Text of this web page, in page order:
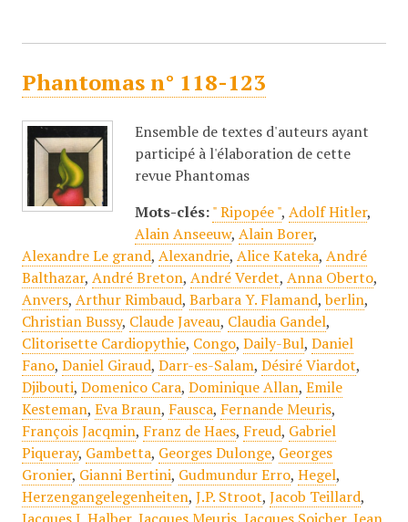
Phantomas n° 118-123
Ensemble de textes d'auteurs ayant
participé à l'élaboration de cette
revue Phantomas
Mots-clés: " Ripopée ", Adolf Hitler,
Alain Anseeuw, Alain Borer,
Alexandre Le grand, Alexandrie, Alice Kateka, André
Balthazar, André Breton, André Verdet, Anna Oberto,
Anvers, Arthur Rimbaud, Barbara Y. Flamand,berlin,
Christian Bussy, Claude Javeau, Claudia Gandel,
Clitorisette Cardiopythie, Congo, Daily-Bul, Daniel
Fano, Daniel Giraud, Darr-es-Salam, Désiré Viardot,
Djibouti, Domenico Cara, Dominique Allan, Emile
Kesteman, Eva Braun, Fausca, Fernande Meuris,
François Jacqmin, Franz de Haes, Freud, Gabriel
Piqueray, Gambetta, Georges Dulonge, Georges
Gronier, Gianni Bertini, Gudmundur Erro, Hegel,
Herzengangelegenheiten, J.P. Stroot, Jacob Teillard,